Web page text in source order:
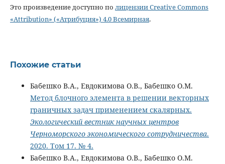
Это произведение доступно по лицензии Creative Commons
«Attribution» («Атрибуция») 4.0 Всемирная.
Похожие статьи
Бабешко В.А., Евдокимова О.В., Бабешко О.М.
Метод блочного элемента в решении векторных
граничных задач применением скалярных.
Экологический вестник научных центров
Черноморского экономического сотрудничества.
2020. Том 17. № 4.
Бабешко В.А., Евдокимова О.В., Бабешко О.М.